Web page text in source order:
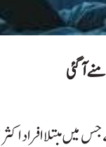
آ گئی
میں مبتلا